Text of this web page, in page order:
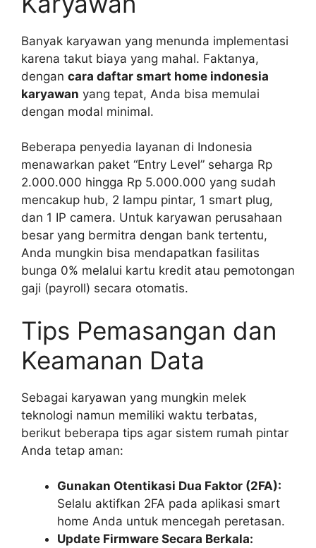
Banyak karyawan yang menunda implementasi
karena takut biaya yang mahal. Faktanya,
dengan cara daftar smart home indonesia
karyawan yang tepat, Anda bisa memulai
dengan modal minimal.
Beberapa penyedia layanan di Indonesia
menawarkan paket “Entry Level” seharga Rp
2.000.000 hingga Rp 5.000.000 yang sudah
mencakup hub, 2 lampu pintar, 1 smart plug,
dan 1 IP camera. Untuk karyawan perusahaan
besar yang bermitra dengan bank tertentu,
Anda mungkin bisa mendapatkan fasilitas
bunga 0% melalui kartu kredit atau pemotongan
gaji (payroll) secara otomatis.
Tips Pemasangan dan
Keamanan Data
Sebagai karyawan yang mungkin melek
teknologi namun memiliki waktu terbatas,
berikut beberapa tips agar sistem rumah pintar
Anda tetap aman:
Gunakan Otentikasi Dua Faktor (2FA):
Selalu aktifkan 2FA pada aplikasi smart
home Anda untuk mencegah peretasan.
Update Firmware Secara Berkala: